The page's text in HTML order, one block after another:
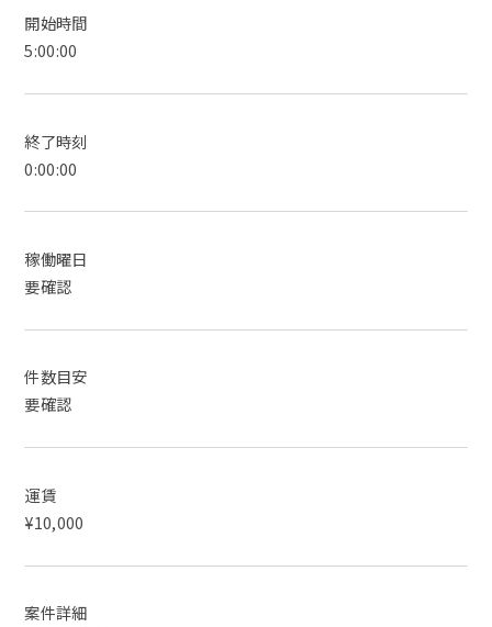
開始時間
5:00:00
終了時刻
0:00:00
稼働曜日
要確認
件数目安
要確認
運賃
¥10,000
案件詳細